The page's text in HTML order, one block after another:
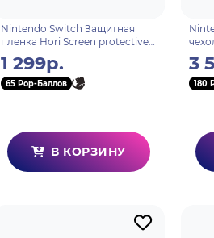
Nintendo Switch Защитная
пленка Hori Screen protective
filter для консоли Switch Lite
(NS2-001U)
1 299р.
65 Pop-Баллов
В КОРЗИНУ
3
180